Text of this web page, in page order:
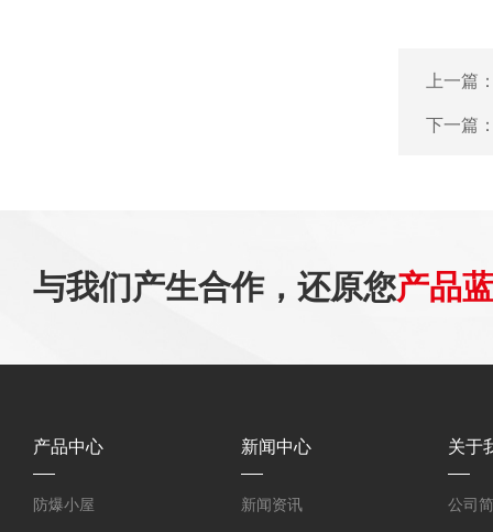
上一篇
下一篇
与我们产生合作，还原您产品
产品中心
防爆小屋
新闻中心
新闻资讯
关于
公司